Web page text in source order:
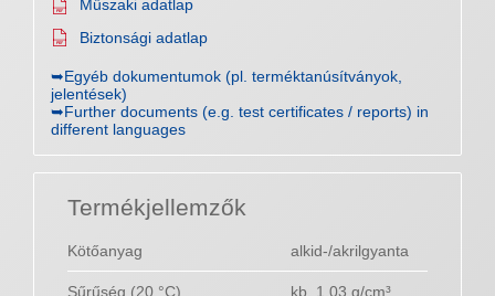
Műszaki adatlap
Biztonsági adatlap
➥Egyéb dokumentumok (pl. terméktanúsítványok,
jelentések)
➥Further documents (e.g. test certificates / reports) in
different languages
Termékjellemzők
Kötőanyag alkid-/akrilgyanta
Sűrűség (20 °C) kb. 1,03 g/cm³